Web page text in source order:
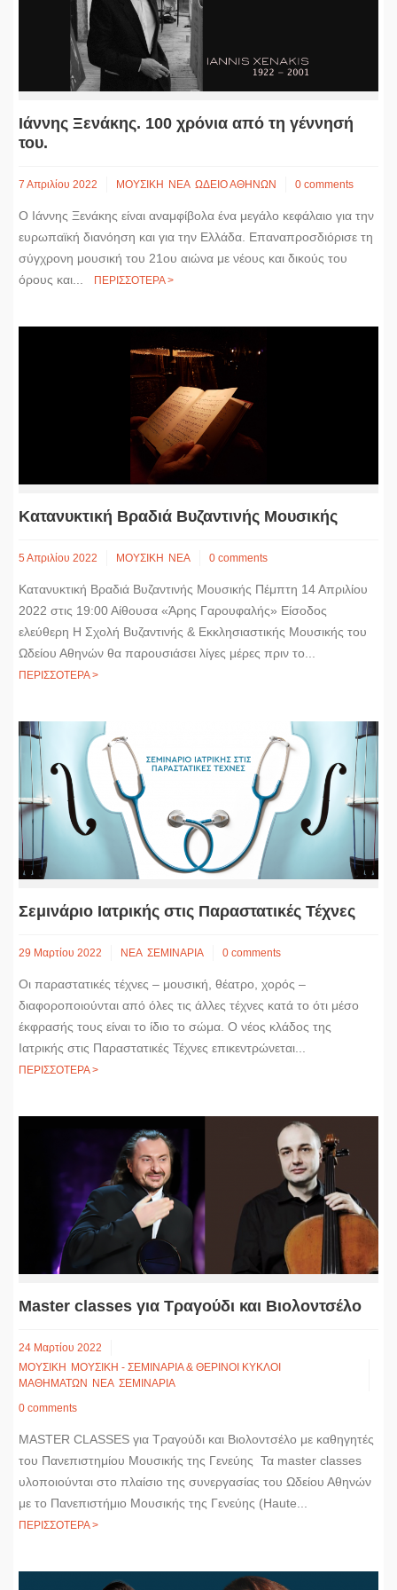
e
r
k
Ιάννης Ξενάκης. 100 χρόνια από τη γέννησή
του.
7 Απριλίου 2022 ΜΟΥΣΙΚΗ ΝΕΑ ΩΔΕΙΟ ΑΘΗΝΩΝ 0 comments
Ο Ιάννης Ξενάκης είναι αναμφίβολα ένα μεγάλο κεφάλαιο για την
ευρωπαϊκή διανόηση και για την Ελλάδα. Επαναπροσδιόρισε τη
σύγχρονη μουσική του 21ου αιώνα με νέους και δικούς του
όρους και...
ΠΕΡΙΣΣΟΤΕΡΑ >
Κατανυκτική Βραδιά Βυζαντινής Μουσικής
5 Απριλίου 2022 ΜΟΥΣΙΚΗ ΝΕΑ 0 comments
Κατανυκτική Βραδιά Βυζαντινής Μουσικής Πέμπτη 14 Απριλίου
2022 στις 19:00 Αίθουσα «Άρης Γαρουφαλής» Είσοδος
ελεύθερη Η Σχολή Βυζαντινής & Εκκλησιαστικής Μουσικής του
Ωδείου Αθηνών θα παρουσιάσει λίγες μέρες πριν το...
ΠΕΡΙΣΣΟΤΕΡΑ >
Σεμινάριο Ιατρικής στις Παραστατικές Τέχνες
29 Μαρτίου 2022 ΝΕΑ ΣΕΜΙΝΑΡΙΑ 0 comments
Οι παραστατικές τέχνες – μουσική, θέατρο, χορός –
διαφοροποιούνται από όλες τις άλλες τέχνες κατά το ότι μέσο
έκφρασής τους είναι το ίδιο το σώμα. Ο νέος κλάδος της
Ιατρικής στις Παραστατικές Τέχνες επικεντρώνεται...
ΠΕΡΙΣΣΟΤΕΡΑ >
Master classes για Τραγούδι και Βιολοντσέλο
24 Μαρτίου 2022
ΜΟΥΣΙΚΗ
ΜΟΥΣΙΚΗ - ΣΕΜΙΝΑΡΙΑ & ΘΕΡΙΝΟΙ ΚΥΚΛΟΙ
ΜΑΘΗΜΑΤΩΝ
ΝΕΑ ΣΕΜΙΝΑΡΙΑ
0 comments
MASTER CLASSES για Τραγούδι και Βιολοντσέλο με καθηγητές
του Πανεπιστημίου Μουσικής της Γενεύης Τα master classes
υλοποιούνται στο πλαίσιο της συνεργασίας του Ωδείου Αθηνών
με το Πανεπιστήμιο Μουσικής της Γενεύης (Haute...
ΠΕΡΙΣΣΟΤΕΡΑ >